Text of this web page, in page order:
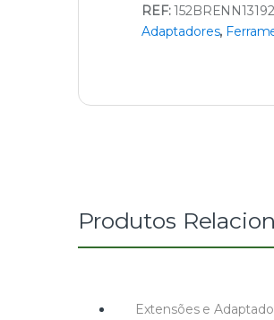
REF:
Adaptadores,
Produtos
Extensões e